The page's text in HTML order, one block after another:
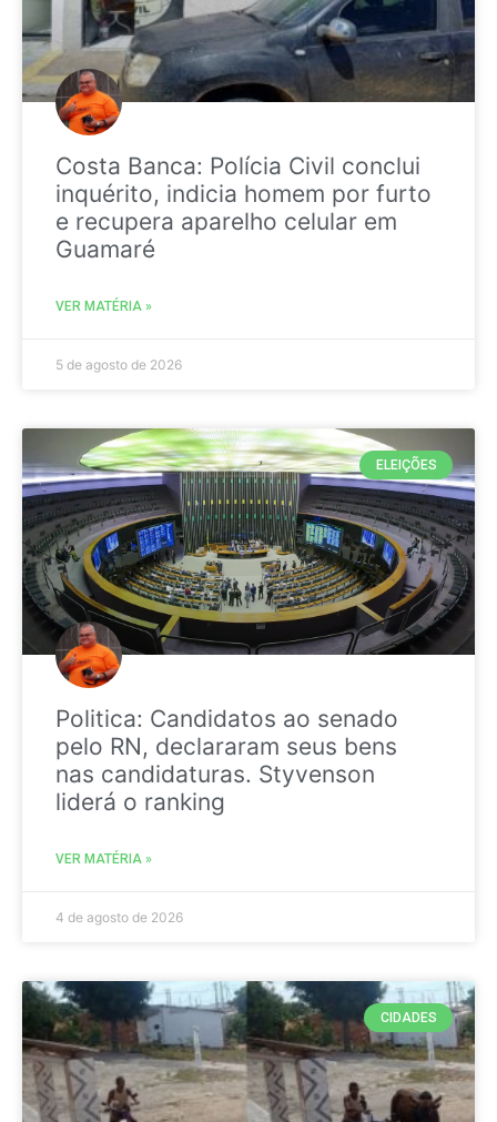
Costa Banca: Polícia Civil conclui
inquérito, indicia homem por furto
e recupera aparelho celular em
Guamaré
VER MATÉRIA »
5 de agosto de 2026
ELEIÇÕES
Politica: Candidatos ao senado
pelo RN, declararam seus bens
nas candidaturas. Styvenson
liderá o ranking
VER MATÉRIA »
4 de agosto de 2026
CIDADES